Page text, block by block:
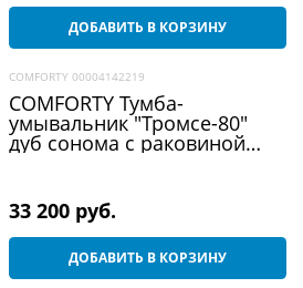
ДОБАВИТЬ В КОРЗИНУ
COMFORTY 00004142219
COMFORTY Тумба-
умывальник "Тромсе-80"
дуб сонома с раковиной
33 200 руб.
ДОБАВИТЬ В КОРЗИНУ